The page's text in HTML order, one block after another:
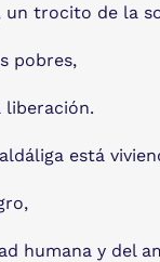
trocito de la
pobres,
liberación.
está
humana y del